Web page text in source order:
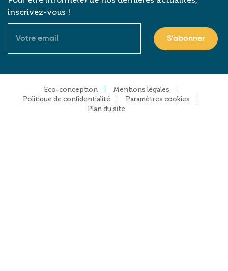
inscrivez-vous !
Eco-conception
Mentions légales
Politique de confidentialité
Paramètres cookies
Plan du site